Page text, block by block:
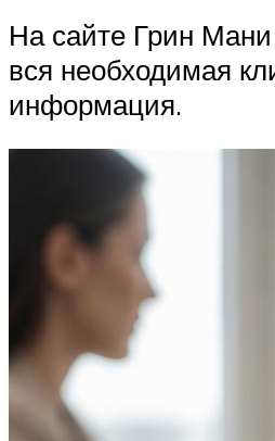
На сайте Грин
вся необходимая
информация.